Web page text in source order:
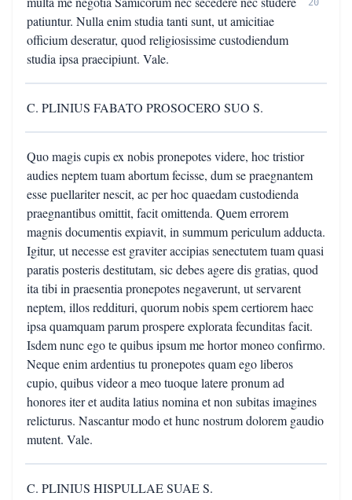
patiuntur. Nulla enim studia tanti sunt, ut amicitiae
officium deseratur, quod religiosissime custodiendum
studia ipsa praecipiunt. Vale.
20
C. PLINIUS FABATO PROSOCERO SUO S.
Quo magis cupis ex nobis pronepotes videre, hoc tristior
audies neptem tuam abortum fecisse, dum se praegnantem
esse puellariter nescit, ac per hoc quaedam custodienda
praegnantibus omittit, facit omittenda. Quem errorem
magnis documentis expiavit, in summum periculum adducta.
Igitur, ut necesse est graviter accipias senectutem tuam quasi
paratis posteris destitutam, sic debes agere dis gratias, quod
ita tibi in praesentia pronepotes negaverunt, ut servarent
neptem, illos reddituri, quorum nobis spem certiorem haec
ipsa quamquam parum prospere explorata fecunditas facit.
Isdem nunc ego te quibus ipsum me hortor moneo confirmo.
Neque enim ardentius tu pronepotes quam ego liberos
cupio, quibus videor a meo tuoque latere pronum ad
honores iter et audita latius nomina et non subitas imagines
relicturus. Nascantur modo et hunc nostrum dolorem gaudio
mutent. Vale.
C. PLINIUS HISPULLAE SUAE S.